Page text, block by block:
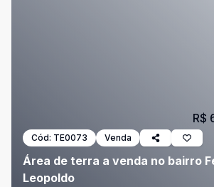
Cód: TE0073 Venda
Área de terra a venda no bairro
Leopoldo
R$